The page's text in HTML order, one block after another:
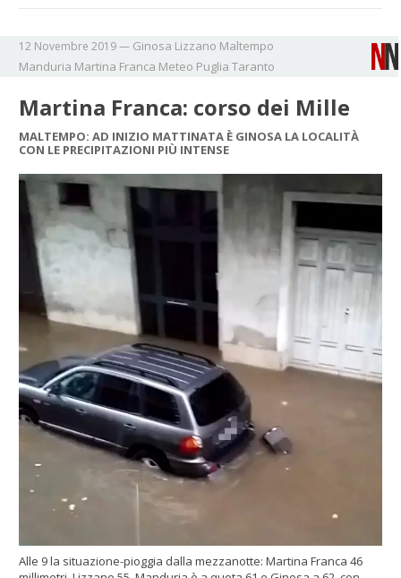
12 Novembre 2019— Ginosa Lizzano Maltempo
Manduria Martina Franca Meteo Puglia Taranto
Martina Franca: corso dei Mille
MALTEMPO: AD INIZIO MATTINATA È GINOSA LA LOCALITÀ
CON LE PRECIPITAZIONI PIÙ INTENSE
Alle 9 la situazione-pioggia dalla mezzanotte: Martina Franca 46